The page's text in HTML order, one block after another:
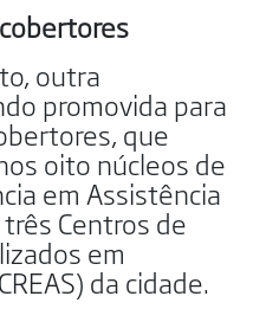
outra
promovida para
que
oito núcleos de
em Assistência
três Centros de
em
da cidade.